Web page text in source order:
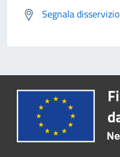
Segnala disservizio